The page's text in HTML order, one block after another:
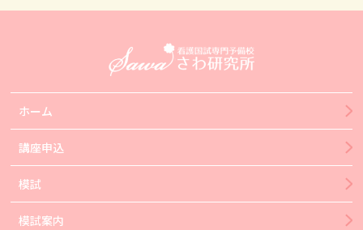
ホーム
講座申込
模試
模試案内